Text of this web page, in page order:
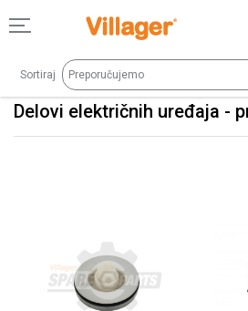
Delovi električnih uređaja -
Sortiraj